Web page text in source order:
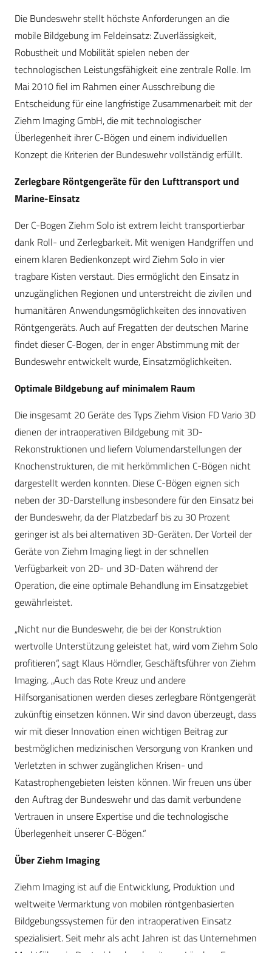
Die Bundeswehr stellt höchste Anforderungen an die
mobile Bildgebung im Feldeinsatz: Zuverlässigkeit,
Robustheit und Mobilität spielen neben der
technologischen Leistungsfähigkeit eine zentrale Rolle. Im
Mai 2010 fiel im Rahmen einer Ausschreibung die
Entscheidung für eine langfristige Zusammenarbeit mit der
Ziehm Imaging GmbH, die mit technologischer
Überlegenheit ihrer C-Bögen und einem individuellen
Konzept die Kriterien der Bundeswehr vollständig erfüllt.
Zerlegbare Röntgengeräte für den Lufttransport und
Marine-Einsatz
Der C-Bogen Ziehm Solo ist extrem leicht transportierbar
dank Roll- und Zerlegbarkeit. Mit wenigen Handgriffen und
einem klaren Bedienkonzept wird Ziehm Solo in vier
tragbare Kisten verstaut. Dies ermöglicht den Einsatz in
unzugänglichen Regionen und unterstreicht die zivilen und
humanitären Anwendungsmöglichkeiten des innovativen
Röntgengeräts. Auch auf Fregatten der deutschen Marine
findet dieser C-Bogen, der in enger Abstimmung mit der
Bundeswehr entwickelt wurde, Einsatzmöglichkeiten.
Optimale Bildgebung auf minimalem Raum
Die insgesamt 20 Geräte des Typs Ziehm Vision FD Vario 3D
dienen der intraoperativen Bildgebung mit 3D-
Rekonstruktionen und liefern Volumendarstellungen der
Knochenstrukturen, die mit herkömmlichen C-Bögen nicht
dargestellt werden konnten. Diese C-Bögen eignen sich
neben der 3D-Darstellung insbesondere für den Einsatz bei
der Bundeswehr, da der Platzbedarf bis zu 30 Prozent
geringer ist als bei alternativen 3D-Geräten. Der Vorteil der
Geräte von Ziehm Imaging liegt in der schnellen
Verfügbarkeit von 2D- und 3D-Daten während der
Operation, die eine optimale Behandlung im Einsatzgebiet
gewährleistet.
„Nicht nur die Bundeswehr, die bei der Konstruktion
wertvolle Unterstützung geleistet hat, wird vom Ziehm Solo
profitieren“, sagt Klaus Hörndler, Geschäftsführer von Ziehm
Imaging. „Auch das Rote Kreuz und andere
Hilfsorganisationen werden dieses zerlegbare Röntgengerät
zukünftig einsetzen können. Wir sind davon überzeugt, dass
wir mit dieser Innovation einen wichtigen Beitrag zur
bestmöglichen medizinischen Versorgung von Kranken und
Verletzten in schwer zugänglichen Krisen- und
Katastrophengebieten leisten können. Wir freuen uns über
den Auftrag der Bundeswehr und das damit verbundene
Vertrauen in unsere Expertise und die technologische
Überlegenheit unserer C-Bögen.“
Über Ziehm Imaging
Ziehm Imaging ist auf die Entwicklung, Produktion und
weltweite Vermarktung von mobilen röntgenbasierten
Bildgebungssystemen für den intraoperativen Einsatz
spezialisiert. Seit mehr als acht Jahren ist das Unternehmen